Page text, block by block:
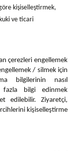
kişiselleştirmek,
ve ticari
çerezleri engellemek
/ silmek için
bilgilerinin nasıl
fazla bilgi edinmek
edilebilir. Ziyaretçi,
kişiselleştirme